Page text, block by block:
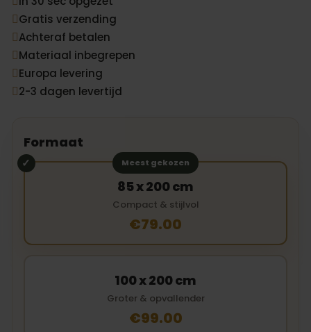
 Gratis verzending
 Achteraf betalen
 Materiaal inbegrepen
 Europa levering
 2-3 dagen levertijd
Formaat
Meest gekozen
85 x 200 cm
Compact & stijlvol
€79.00
100 x 200 cm
Groter & opvallender
€99.00